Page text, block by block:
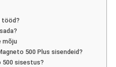
Lisandite
tööd?
mõju
500 Plus sisendeid?
500 sisestus?